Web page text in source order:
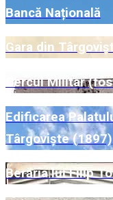
Bancă Națională
Gara din
Cercul Militar
Edificarea
Târgoviște (1897)
Berăria lui Filip